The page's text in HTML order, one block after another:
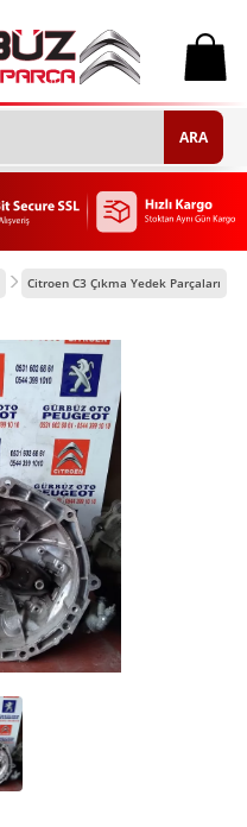
0
ARA
Citroen C3 Çıkma Yedek Parçaları